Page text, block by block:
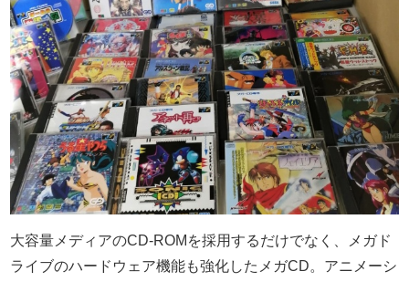
大容量メディアのCD-ROMを採用するだけでなく、メガド
ライブのハードウェア機能も強化したメガCD。アニメーシ